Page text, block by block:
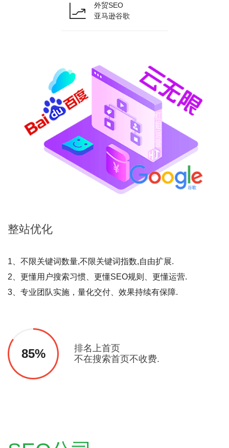
外贸SEO
亚马逊谷歌
整站优化
1、不限关键词数量,不限关键词指数,自由扩展.
2、更懂用户搜索习惯、更懂SEO规则、更懂运营.
3、专业团队实施，量化交付、效果持续有保障.
85%
排名上首页
不在搜索首页不收费.